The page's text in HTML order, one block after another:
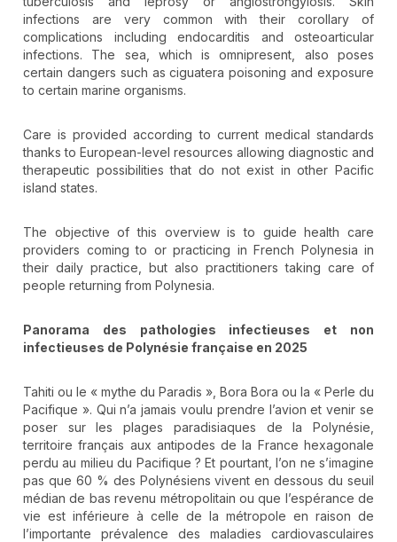
infections are very common with their corollary of
complications including endocarditis and osteoarticular
infections. The sea, which is omnipresent, also poses
certain dangers such as ciguatera poisoning and exposure
to certain marine organisms.
Care is provided according to current medical standards
thanks to European-level resources allowing diagnostic and
therapeutic possibilities that do not exist in other Pacific
island states.
The objective of this overview is to guide health care
providers coming to or practicing in French Polynesia in
their daily practice, but also practitioners taking care of
people returning from Polynesia.
Panorama des pathologies infectieuses et non
infectieuses de Polynésie française en 2025
Tahiti ou le « mythe du Paradis », Bora Bora ou la « Perle du
Pacifique ». Qui n’a jamais voulu prendre l’avion et venir se
poser sur les plages paradisiaques de la Polynésie,
territoire français aux antipodes de la France hexagonale
perdu au milieu du Pacifique ? Et pourtant, l’on ne s’imagine
pas que 60 % des Polynésiens vivent en dessous du seuil
médian de bas revenu métropolitain ou que l’espérance de
vie est inférieure à celle de la métropole en raison de
l’importante prévalence des maladies cardiovasculaires